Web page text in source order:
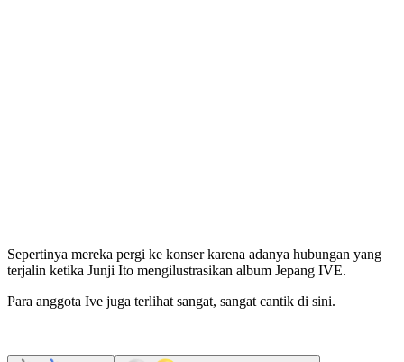
Sepertinya mereka pergi ke konser karena adanya hubungan yang
terjalin ketika Junji Ito mengilustrasikan album Jepang IVE.
Para anggota Ive juga terlihat sangat, sangat cantik di sini.